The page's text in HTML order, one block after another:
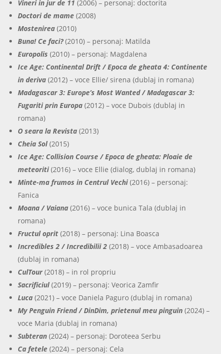
Vineri in jur de 11 (2006) – personaj: doctorita
Doctori de mame (2008)
Mostenirea (2010)
Buna! Ce faci? (2010) – personaj: Matilda
Europolis (2010) – personaj: Magdalena
Ice Age: Continental Drift / Epoca de gheata 4: Continente
in deriva (2012) – voce Ellie/ sirena (dublaj in romana)
Madagascar 3: Europe’s Most Wanted / Madagascar 3:
Fugariti prin Europa (2012) – voce Dubois (dublaj in
romana)
O seara la Revista (2013)
Cheia Sol (2015)
Ice Age: Collision Course / Epoca de gheata: Ploaie de
meteoriti(2016) – voce Ellie (dialog, dublaj in romana)
Minte-ma frumos in Centrul Vechi (2016) – personaj:
Fanica
Moana / Vaiana (2016) – voce bunica Tala (dublaj in
romana)
Fructul oprit (2018) – personaj: Lina Boasca
Incredibles 2 / Incredibilii 2 (2018) – voce Ambasadoarea
(dublaj in romana)
CulTour (2018) – in rol propriu
Sacrificiul (2019) – personaj: Veorica Zamfir
Luca (2021) – voce Daniela Paguro (dublaj in romana)
My Penguin Friend / DinDim, prietenul meu pinguin (2024) –
voce Maria (dublaj in romana)
Subteran (2024) – personaj: Doroteea Serbu
Ca fetele (2024) – personaj: Cela